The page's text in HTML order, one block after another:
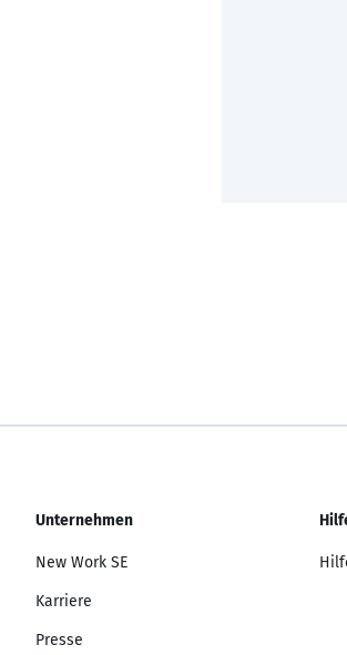
Unternehmen
New Work SE
Karriere
Presse